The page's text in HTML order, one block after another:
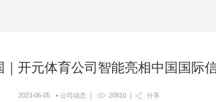
开元体育公司智能亮相中国国际
2023-06-05 • 公司动态 | 20810 分享